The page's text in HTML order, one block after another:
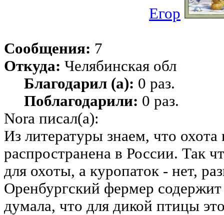
Егор
Сообщения: 7
Откуда: Челябинская обл
Благодарил (а): 0 раз.
Поблагодарили: 0 раз.
Nora писал(а):
Из литературы знаем, что
распространена в России. Так
для охоты, а куропаток - нет,
Оренбургский фермер
думала, что для дикой птицы